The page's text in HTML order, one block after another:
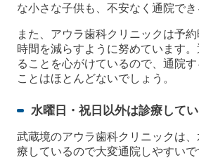
な小さな子供も、不安なく通院でき
また、アウラ歯科クリニックは予
時間を減らすように努めています
ることを心がけているので、通院
ことはほとんどないでしょう。
水曜日・祝日以外は診療して
武蔵境のアウラ歯科クリニックは
療しているので大変通院しやすいで